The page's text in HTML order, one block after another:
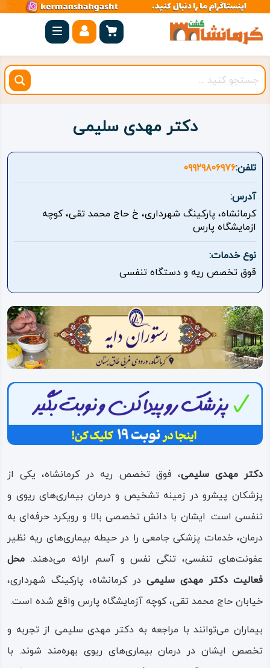
صفحه
اصلی
کرمانشاه
شهرستان
بیستون
روستاهای
هدف
اقامتگاه
ویژه
درباره
ما
دکتر مهدی سلیمی
تلفن:۰۹۹۲۹۸۰۶۹۷۶
آدرس:
کرمانشاه، پارکینگ شهرداری، خ حاج محمد تقی، کوچه
ازمایشگاه پارس
نوع خدمات:
قوق تخصص ریه و دستگاه تنفسی
دکتر مهدی سلیمی، فوق تخصص ریه در کرمانشاه، یکی از
پزشکان پیشرو در زمینه تشخیص و درمان بیماری‌های ریوی و
تنفسی است. ایشان با دانش تخصصی بالا و رویکرد حرفه‌ای به
درمان، خدمات پزشکی جامعی را در حیطه بیماری‌های ریه نظیر
عفونت‌های تنفسی، تنگی نفس و آسم ارائه می‌دهند. محل
فعالیت دکتر مهدی سلیمیدر کرمانشاه، پارکینگ شهرداری،
خیابان حاج محمد تقی، کوچه آزمایشگاه پارس واقع شده است.
بیماران می‌توانند با مراجعه به دکتر مهدی سلیمی از تجربه و
تخصص ایشان در درمان بیماری‌های ریوی بهره‌مند شوند. با